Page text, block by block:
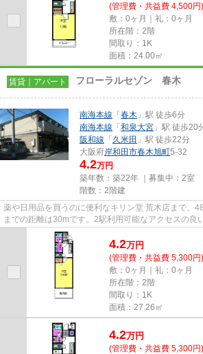
(管理費・共益費 4,500円)
敷：0ヶ月｜礼：0ヶ月
所在階：2階
間取り：1K
面積：24.00㎡
賃貸｜アパート フローラルセゾン 春木
南海本線 「 春木 」駅 徒歩6分
南海本線 「 和泉大宮 」駅 徒歩20
阪和線 「 久米田 」駅 徒歩22分
大阪府岸和田市春木旭町5-32
4.2万円
築年数：築22年 ｜募集中： 2室
階数：2階建
薬や日用品を買うのに便利なキリン堂 荒木店まで、
までの距離は30mです。2駅利用可能なアクセスの良
ゴミ置き場を備えているので敷地...
4.2万円
(管理費・共益費 5,300円)
敷：0ヶ月｜礼：0ヶ月
所在階：2階
間取り：1K
面積：27.26㎡
4.2万円
(管理費・共益費 5,300円)